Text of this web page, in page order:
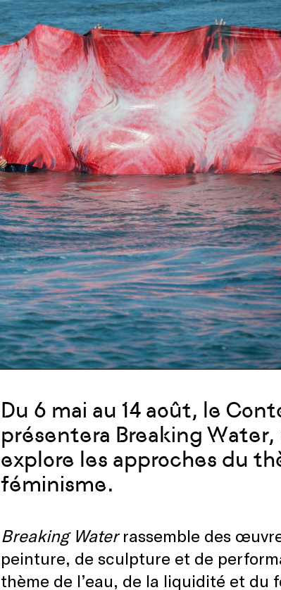
Du 6 mai au 14 août, le
présentera Breaking
explore les approches du
féminisme.
Breaking Water rassemble des
peinture, de sculpture et de
thème de l’eau, de la liquidité et du